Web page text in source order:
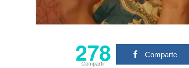
278
Compartir
Comparte